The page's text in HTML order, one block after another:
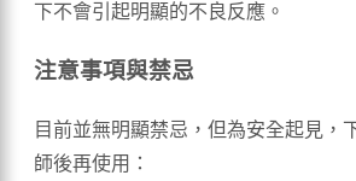
下不會引起明顯的不良反應。
注意事項與禁忌
目前並無明顯禁忌，但為安全起見，
師後再使用：